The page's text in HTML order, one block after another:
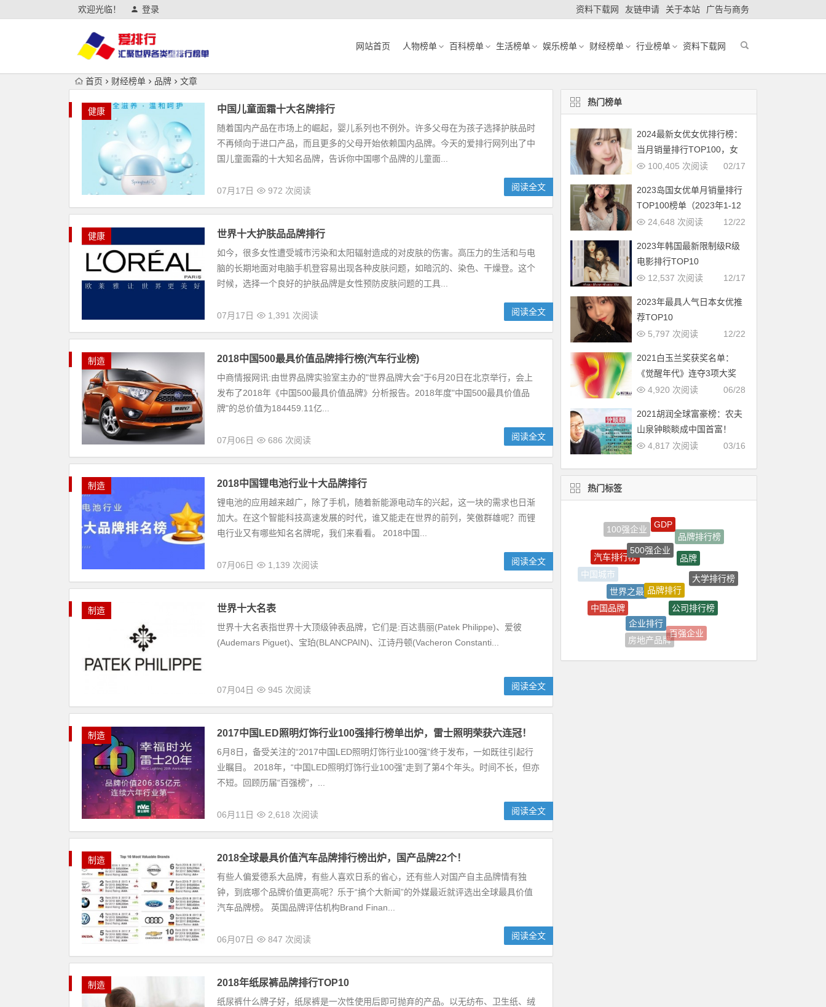
欢迎光临！ 登录 资料下载网 友链申请 关于本站 广告与商务
网站首页 人物榜单 百科榜单 生活榜单 娱乐榜单 财经榜单 行业榜单 资料下载网
首页 财经榜单 品牌 文章
健康 中国儿童面霜十大名牌排行
随着国内产品在市场上的崛起，婴儿系列也不例外。许多父母在为孩子选择护肤品时
不再倾向于进口产品，而且更多的父母开始依赖国内品牌。今天的爱排行网列出了中
国儿童面霜的十大知名品牌，告诉你中国哪个品牌的儿童面...
07月17日 972 次阅读 阅读全文
健康 世界十大护肤品品牌排行
如今，很多女性遭受城市污染和太阳辐射造成的对皮肤的伤害。高压力的生活和与电
脑的长期地面对电脑手机登容易出现各种皮肤问题，如暗沉的、染色、干燥登。这个
时候，选择一个良好的护肤品牌是女性预防皮肤问题的工具...
07月17日 1,391 次阅读 阅读全文
制造 2018中国500最具价值品牌排行榜(汽车行业榜)
中商情报网讯:由世界品牌实验室主办的"世界品牌大会"于6月20日在北京举行，会上
发布了2018年《中国500最具价值品牌》分析报告。2018年度"中国500最具价值品
牌"的总价值为184459.11亿...
07月06日 686 次阅读 阅读全文
制造 2018中国锂电池行业十大品牌排行
锂电池的应用越来越广，除了手机，随着新能源电动车的兴起，这一块的需求也日渐
加大。在这个智能科技高速发展的时代，谁又能走在世界的前列，笑傲群雄呢？而锂
电行业又有哪些知名名牌呢，我们来看看。 2018中国...
07月06日 1,139 次阅读 阅读全文
制造 世界十大名表
世界十大名表指世界十大顶级钟表品牌，它们是:百达翡丽(Patek Philippe)、爱彼
(Audemars Piguet)、宝珀(BLANCPAIN)、江诗丹顿(Vacheron Constanti...
07月04日 945 次阅读 阅读全文
制造 2017中国LED照明灯饰行业100强排行榜单出炉，雷士照明荣获六连冠！
6月8日，备受关注的“2017中国LED照明灯饰行业100强”终于发布，一如既往引起行
业瞩目。 2018年，“中国LED照明灯饰行业100强”走到了第4个年头。时间不长，但亦
不短。回顾历届“百强榜”，...
06月11日 2,618 次阅读 阅读全文
制造 2018全球最具价值汽车品牌排行榜出炉，国产品牌22个！
有些人偏爱德系大品牌，有些人喜欢日系的省心，还有些人对国产自主品牌情有独
钟，到底哪个品牌价值更高呢？乐于“搞个大新闻”的外媒最近就评选出全球最具价值
汽车品牌榜。 英国品牌评估机构Brand Finan...
06月07日 847 次阅读 阅读全文
制造 2018年纸尿裤品牌排行TOP10
纸尿裤什么牌子好，纸尿裤是一次性使用后即可抛弃的产品。以无纺布、卫生纸、绒
热门榜单
2024最新女优女优排行榜：
当月销量排行TOP100，女
优新人多多（2024年1月，
02/17
100,405 次阅读
2023岛国女优单月销量排行
TOP100榜单（2023年1-12
月更新完毕）
12/22
24,648 次阅读
2023年韩国最新限制级R级
电影排行TOP10
12/17
12,537 次阅读
2023年最具人气日本女优推
荐TOP10
12/22
5,797 次阅读
2021白玉兰奖获奖名单：
《觉醒年代》连夺3项大奖
06/28
4,920 次阅读
2021胡润全球富豪榜：农夫
山泉钟睒睒成中国首富！
03/16
4,817 次阅读
热门标签
中国城市
汽车排行榜
500强企业
品牌
大学排行榜
汽车品牌
中国500强
中国品牌
世界之最
品牌排行
公司排行榜
房地产品牌
企业排行